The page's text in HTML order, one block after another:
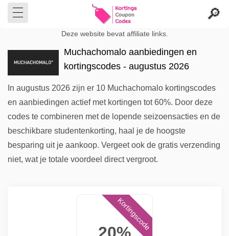
Deze website bevat affiliate links.
Muchachomalo aanbiedingen en
kortingscodes - augustus 2026
In augustus 2026 zijn er 10 Muchachomalo kortingscodes
en aanbiedingen actief met kortingen tot 60%. Door deze
codes te combineren met de lopende seizoensacties en de
beschikbare studentenkorting, haal je de hoogste
besparing uit je aankoop. Vergeet ook de gratis verzending
niet, wat je totale voordeel direct vergroot.
20%
Kortingscode